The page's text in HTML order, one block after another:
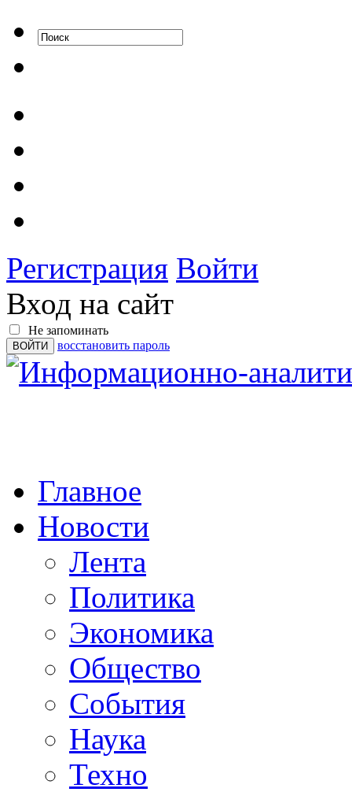
Регистрация Войти
Вход на сайт
Не запоминать
восстановить пароль
Главное
Новости
Лента
Политика
Экономика
Общество
События
Наука
Техно